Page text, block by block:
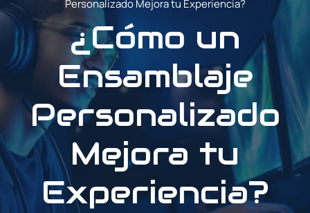
Personalizado Mejora tu Experiencia?
¿Cómo un
Ensamblaje
Personalizado
Mejora tu
Experiencia?